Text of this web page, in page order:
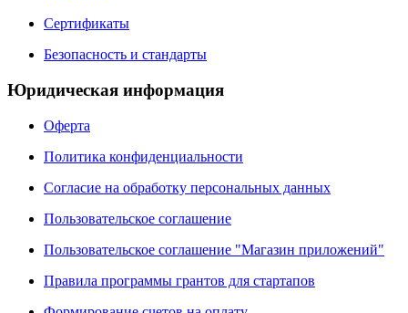
Сертификаты
Безопасность и стандарты
Юридическая информация
Оферта
Политика конфиденциальности
Согласие на обработку персональных данных
Пользовательское соглашение
Пользовательское соглашение "Магазин приложений"
Правила программы грантов для стартапов